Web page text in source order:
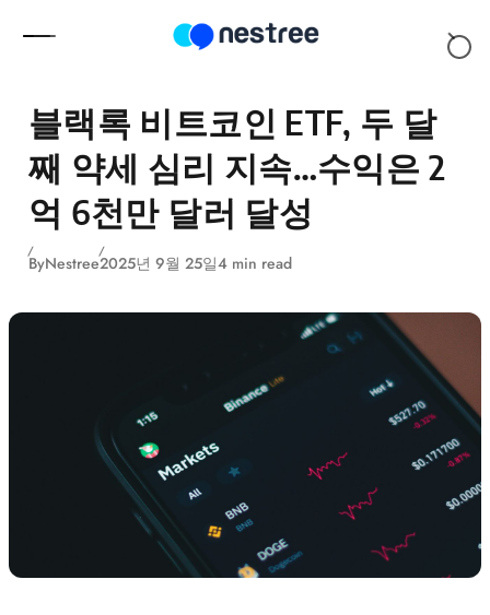
블랙록 비트코인 ETF, 두 달
째 약세 심리 지속…수익은 2
억 6천만 달러 달성
ByNestree2025년 9월 25일4 min read